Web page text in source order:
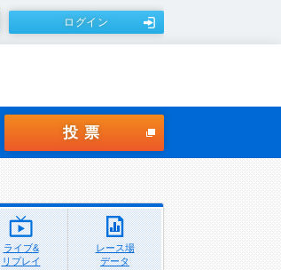
ログイン
投票
ライブ&
リプレイ
レース場
データ